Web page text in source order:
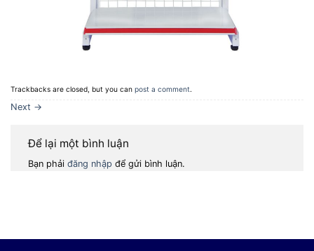
Trackbacks are closed, but you can post a comment.
Next →
Để lại một bình luận
Bạn phải đăng nhập để gửi bình luận.